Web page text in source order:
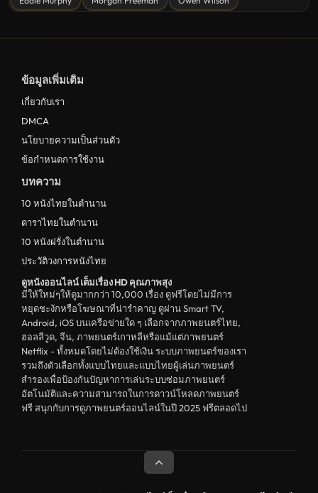
ดูหนังไซไฟ Sci-Fi
ดูหนังญี่ปุ่น Japan
ดูหนังชีวประวัติ Biography
ดูหนังเกาหลีใต้ South Korea
ระทึกขวัญ
ตลก
ดูหนังจีน China
unknown
ดูหนังอีโรติก R18+ erotic
บู๊
หนังฝรั่ง
ดูหนังสารคดี Documentary
สยองขวัญ
ดูหนังอินเดีย India
ดูหนังจีนฮ่องกง Hong Kong
ข้อมูลเพิ่มเติม
เกี่ยวกับเรา
DMCA
นโยบายความเป็นส่วนตัว
ข้อกำหนดการใช้งาน
บทความ
10 หนังไทยในตำนาน
ดาราไทยในตำนาน
10 หนังฝรั่งในตำนาน
ประวัติวงการหนังไทย
ดูหนังออนไลน์ เต็มเรื่อง HD คุณภาพสุง
มีให้ใหม่ๆให้ดูมากกว่า 10,000 เรื่อง ดูฟรีโดยไม่มีการ
หยุดชะงักหรือโฆษณาที่น่ารำคาญ ดูผ่าน Smart TV,
Android, iOS บนเครือข่ายใด ๆ เลือกจากภาพยนตร์ไทย,
ฮอลลีวูด, จีน, ภาพยนตร์เกาหลีหรือแม้แต่ภาพยนตร์
Netflix - ทั้งหมดโดยไม่ต้องใช้เงิน ระบบภาพยนตร์ของเรา
รวมถึงตัวเลือกทั้งแบบไทยและแบบไทยผู้เล่นภาพยนตร์
สำรองเพื่อป้องกันปัญหาการเล่นระบบซ่อมภาพยนตร์
อัตโนมัติและความสามารถในการดาวน์โหลดภาพยนตร์
ฟรี สนุกกับการดูภาพยนตร์ออนไลน์ในปี 2025 ฟรีตลอดไป